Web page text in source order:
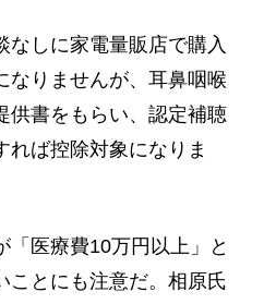
なしに家電量販店で購入
なりませんが、耳鼻咽喉
供書をもらい、認定補聴
れば控除対象になりま
医療費10万円以上」と
ことにも注意だ。相原氏